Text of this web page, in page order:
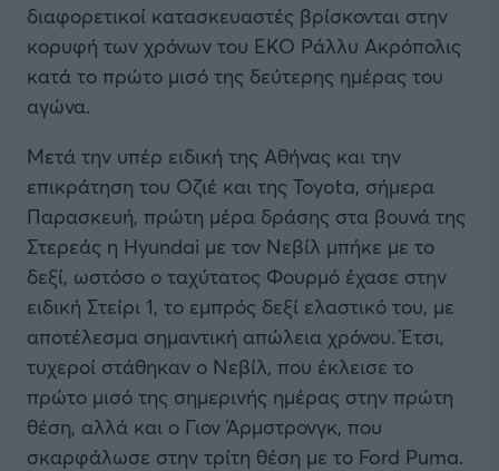
διαφορετικοί κατασκευαστές βρίσκονται στην
κορυφή των χρόνων του ΕΚΟ Ράλλυ Ακρόπολις
κατά το πρώτο μισό της δεύτερης ημέρας του
αγώνα.
Μετά την υπέρ ειδική της Αθήνας και την
επικράτηση του Οζιέ και της Toyota, σήμερα
Παρασκευή, πρώτη μέρα δράσης στα βουνά της
Στερεάς η Hyundai με τον Νεβίλ μπήκε με το
δεξί, ωστόσο ο ταχύτατος Φουρμό έχασε στην
ειδική Στείρι 1, το εμπρός δεξί ελαστικό του, με
αποτέλεσμα σημαντική απώλεια χρόνου. Έτσι,
τυχεροί στάθηκαν ο Νεβίλ, που έκλεισε το
πρώτο μισό της σημερινής ημέρας στην πρώτη
θέση, αλλά και ο Γιον Άρμστρονγκ, που
σκαρφάλωσε στην τρίτη θέση με το Ford Puma.